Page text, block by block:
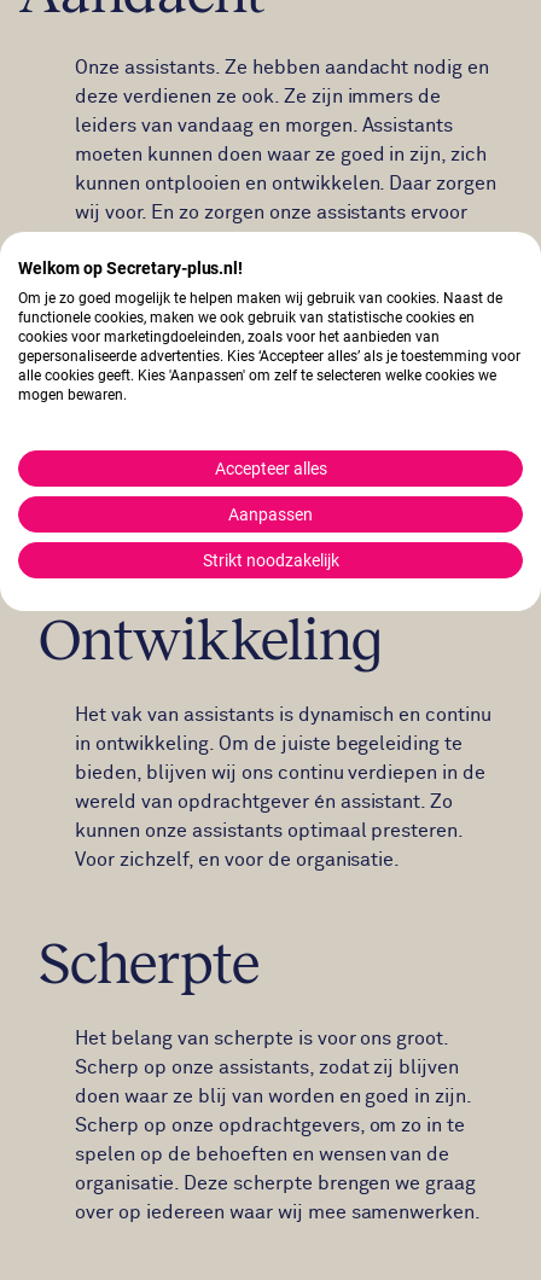
Onze assistants. Ze hebben aandacht nodig en
deze verdienen ze ook. Ze zijn immers de
leiders van vandaag en morgen. Assistants
moeten kunnen doen waar ze goed in zijn, zich
kunnen ontplooien en ontwikkelen. Daar zorgen
wij voor. En zo zorgen onze assistants ervoor
Vertrouwen
haalbare en ultieme doel, maar ook de kern van
ons merk. Wij geloven hierin. Hechten waarde
hieraan. Blind vertrouwen is wat wij nastreven
en uitstralen in alles wat wij doen.
Ontwikkeling
Het vak van assistants is dynamisch en continu
in ontwikkeling. Om de juiste begeleiding te
bieden, blijven wij ons continu verdiepen in de
wereld van opdrachtgever én assistant. Zo
kunnen onze assistants optimaal presteren.
Voor zichzelf, en voor de organisatie.
Scherpte
Het belang van scherpte is voor ons groot.
Scherp op onze assistants, zodat zij blijven
doen waar ze blij van worden en goed in zijn.
Scherp op onze opdrachtgevers, om zo in te
spelen op de behoeften en wensen van de
organisatie. Deze scherpte brengen we graag
over op iedereen waar wij mee samenwerken.
Welkom op Secretary-plus.nl!
Om je zo goed mogelijk te helpen maken wij gebruik van cookies. Naast de
functionele cookies, maken we ook gebruik van statistische cookies en
cookies voor marketingdoeleinden, zoals voor het aanbieden van
gepersonaliseerde advertenties. Kies ‘Accepteer alles’ als je toestemming voor
alle cookies geeft. Kies 'Aanpassen' om zelf te selecteren welke cookies we
mogen bewaren.
Accepteer alles
Aanpassen
Strikt noodzakelijk